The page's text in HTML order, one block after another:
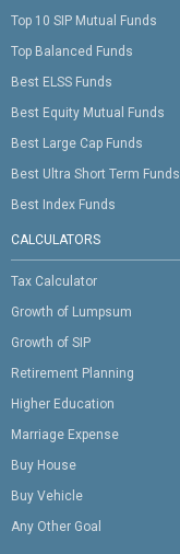
Top 10 SIP Mutual Funds
Top Balanced Funds
Best ELSS Funds
Best Equity Mutual Funds
Best Large Cap Funds
Best Ultra Short Term Funds
Best Index Funds
CALCULATORS
Tax Calculator
Growth of Lumpsum
Growth of SIP
Retirement Planning
Higher Education
Marriage Expense
Buy House
Buy Vehicle
Any Other Goal